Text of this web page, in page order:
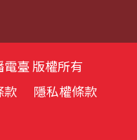
臺 版權所有
款 隱私權條款